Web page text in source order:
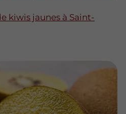
kiwis jaunes à Saint-